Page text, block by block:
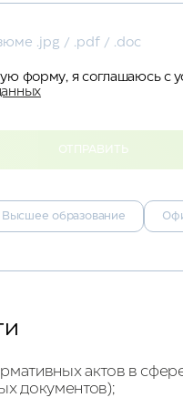
.jpg / .pdf / .doc
форму, я соглашаюсь с
ОТПРАВИТЬ
Высшее образование
актов в
документов);